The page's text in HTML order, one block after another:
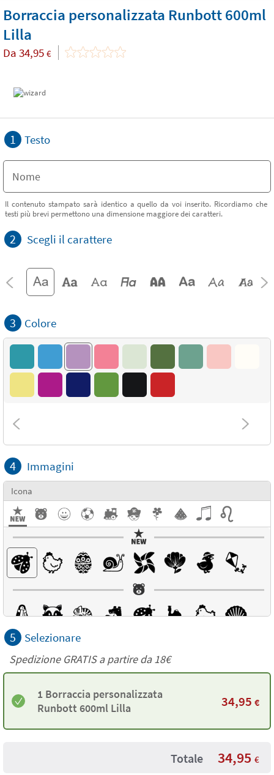
Borraccia personalizzata Runbott 600ml
Lilla
Da 34,95 €
1 Testo
Il contenuto stampato sarà identico a quello da voi inserito. Ricordiamo che
testi più brevi permettono una dimensione maggiore dei caratteri.
2 Scegli il carattere
3 Colore
4 Immagini
Icona
5 Selezionare
Spedizione GRATIS a partire da18€
1 Borraccia personalizzata
Runbott 600ml Lilla
34,95 €
Totale 34,95 €